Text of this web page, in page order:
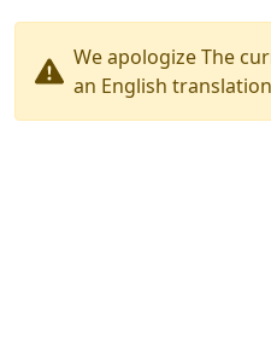
We apologize The
an English translation